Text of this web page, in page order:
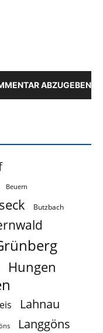
ABZUGEBEN
Beuern
Butzbach
Hungen
Lahnau
Langgöns